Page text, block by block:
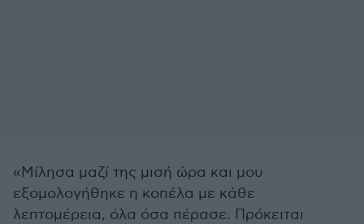
«Μίλησα μαζί της μισή ώρα και μου
εξομολογήθηκε η κοπέλα με κάθε
λεπτομέρεια, όλα όσα πέρασε. Πρόκειται